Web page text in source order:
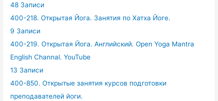
48 Записи
400-218. Открытая Йога. Занятия по Хатха Йоге.
9 Записи
400-219. Открытая Йога. Английский. Open Yoga Mantra
English Channal. YouTube
13 Записи
400-850. Открытые занятия курсов подготовки
преподавателей йоги.